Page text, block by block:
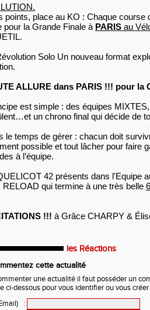
points, place au KO : Chaque course
pour la Grande Finale à PARIS au
Solo Un nouveau format
ALLURE dans PARIS !!! pour la
est simple : des équipes
un chrono final qui décide de
le temps de gérer : chacun doit
possible et tout lâcher pour faire
à l’équipe.
42 présents dans l'Equipe
RELOAD qui termine à une très belle
!!! à Grâce CHARPY &
les Réactions
cette actualité
une actualité il faut posséder un
ci-dessous pour vous identifier ou vous
: